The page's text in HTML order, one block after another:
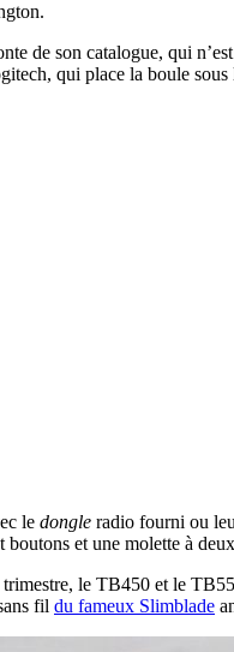
de son catalogue, qui
qui place la boule
le dongle radio fourni ou
et une molette à
le TB450 et le
fil du fameux Slimblade